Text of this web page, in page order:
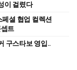
이 걸렸다
셜 협업 컬렉션
트
구스타보 영입..